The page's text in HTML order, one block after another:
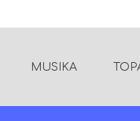
MUSIKA